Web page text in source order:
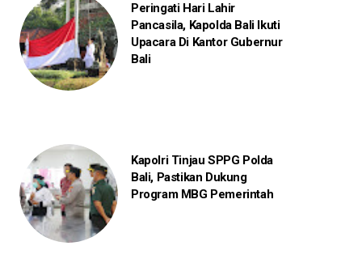
Peringati Hari Lahir
Pancasila, Kapolda Bali Ikuti
Upacara Di Kantor Gubernur
Bali
Kapolri Tinjau SPPG Polda
Bali, Pastikan Dukung
Program MBG Pemerintah